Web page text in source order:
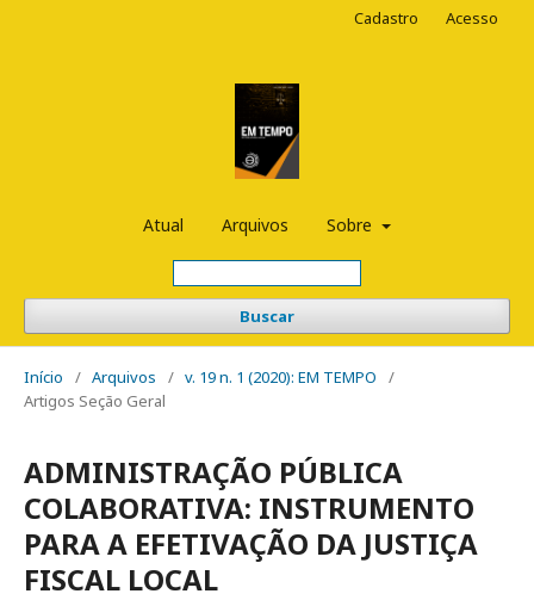
Atual Arquivos Sobre
Buscar
Cadastro Acesso
Início / Arquivos / v. 19 n. 1 (2020): EM TEMPO
/
Artigos Seção Geral
ADMINISTRAÇÃO PÚBLICA
COLABORATIVA: INSTRUMENTO
PARA A EFETIVAÇÃO DA JUSTIÇA
FISCAL LOCAL